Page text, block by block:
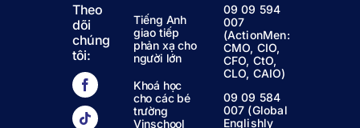
Theo
dõi
chúng
tôi:
Tiếng Anh
giao tiếp
phản xạ cho
người lớn
Khoá học
cho các bé
trường
Vinschool
09 09 594
007
(ActionMen:
CMO, CIO,
CFO, CtO,
CLO, CAIO)
09 09 584
007 (Global
Englishly